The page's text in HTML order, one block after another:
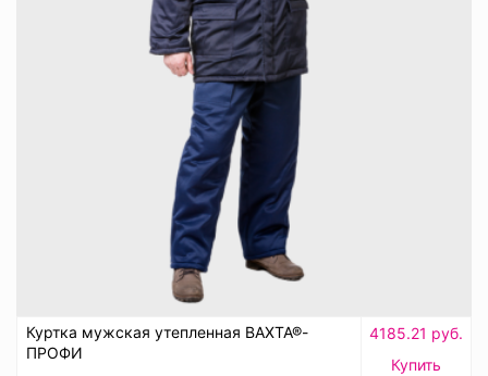
Куртка мужская утепленная ВАХТА®-
ПРОФИ
4185.21 руб.
Купить